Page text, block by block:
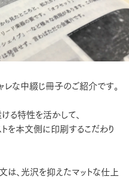
レな中綴じ冊子のご紹介です。
る特性を活かして、
トを本文側に印刷するこだわり
は、光沢を抑えたマットな仕上